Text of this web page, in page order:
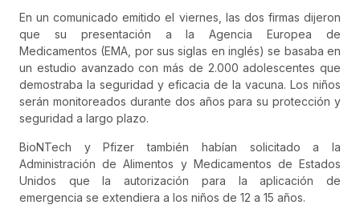
En un comunicado emitido el viernes, las dos firmas dijeron
que su presentación a la Agencia Europea de
Medicamentos (EMA, por sus siglas en inglés) se basaba en
un estudio avanzado con más de 2.000 adolescentes que
demostraba la seguridad y eficacia de la vacuna. Los niños
serán monitoreados durante dos años para su protección y
seguridad a largo plazo.
BioNTech y Pfizer también habían solicitado a la
Administración de Alimentos y Medicamentos de Estados
Unidos que la autorización para la aplicación de
emergencia se extendiera a los niños de 12 a 15 años.